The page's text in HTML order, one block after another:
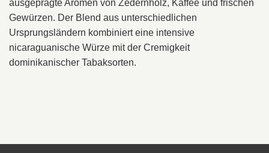
ausgeprägte Aromen von Zedernholz, Kaffee und frischen
Gewürzen. Der Blend aus unterschiedlichen
Ursprungsländern kombiniert eine intensive
nicaraguanische Würze mit der Cremigkeit
dominikanischer Tabaksorten.